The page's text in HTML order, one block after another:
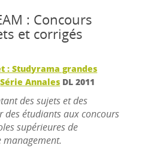
: Concours
et corrigés
: Studyrama grandes
Série Annales DL 2011
des sujets et des
des étudiants aux concours
supérieures de
management.